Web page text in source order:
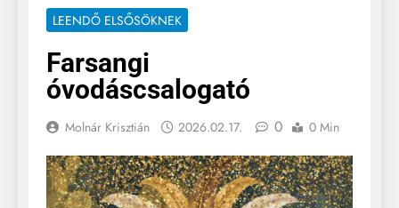
LEENDŐ ELSŐSÖKNEK
Farsangi
óvodáscsalogató
Molnár Krisztián 2026.02.17. 0 0 Min